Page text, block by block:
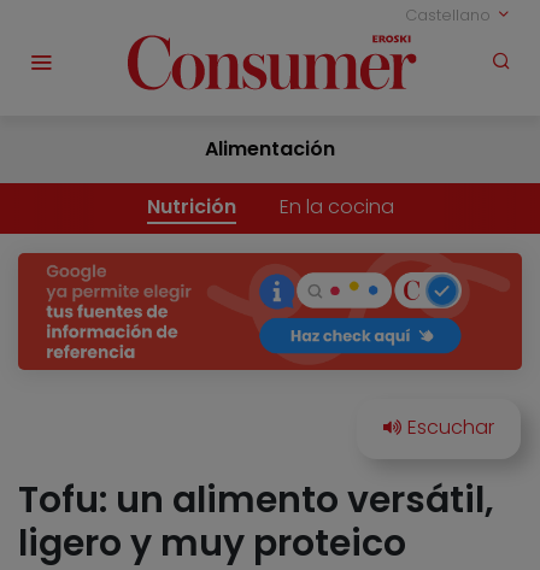
Castellano
Alimentación
Nutrición En la cocina
Tofu: un alimento versátil,
ligero y muy proteico